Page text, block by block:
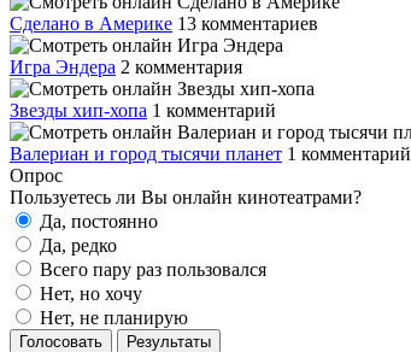
Сделано в Америке 13 комментариев
Игра Эндера 2 комментария
Звезды хип-хопа 1 комментарий
Валериан и город тысячи планет 1 комментарий
Опрос
Пользуетесь ли Вы онлайн кинотеатрами?
Да, постоянно
Да, редко
Всего пару раз пользовался
Нет, но хочу
Нет, не планирую
Голосовать Результаты